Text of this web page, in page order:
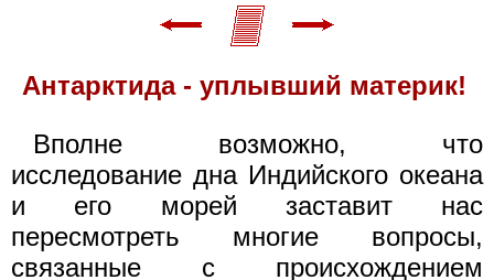
Антарктида - уплывший материк!
Вполне возможно, что
исследование дна Индийского океана
и его морей заставит нас
пересмотреть многие вопросы,
связанные с происхождением